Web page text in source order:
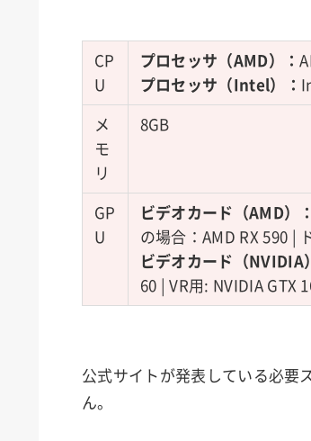
CP
U
プロセッサ（AMD）：
プロセッサ（Intel）：
メ
モ
リ
8GB
GP
U
ビデオカード（AMD）：
の場合：AMD RX 590 |
ビデオカード（NVIDIA
60 | VR用: NVIDIA GTX
公式サイトが発表している必要
ん。